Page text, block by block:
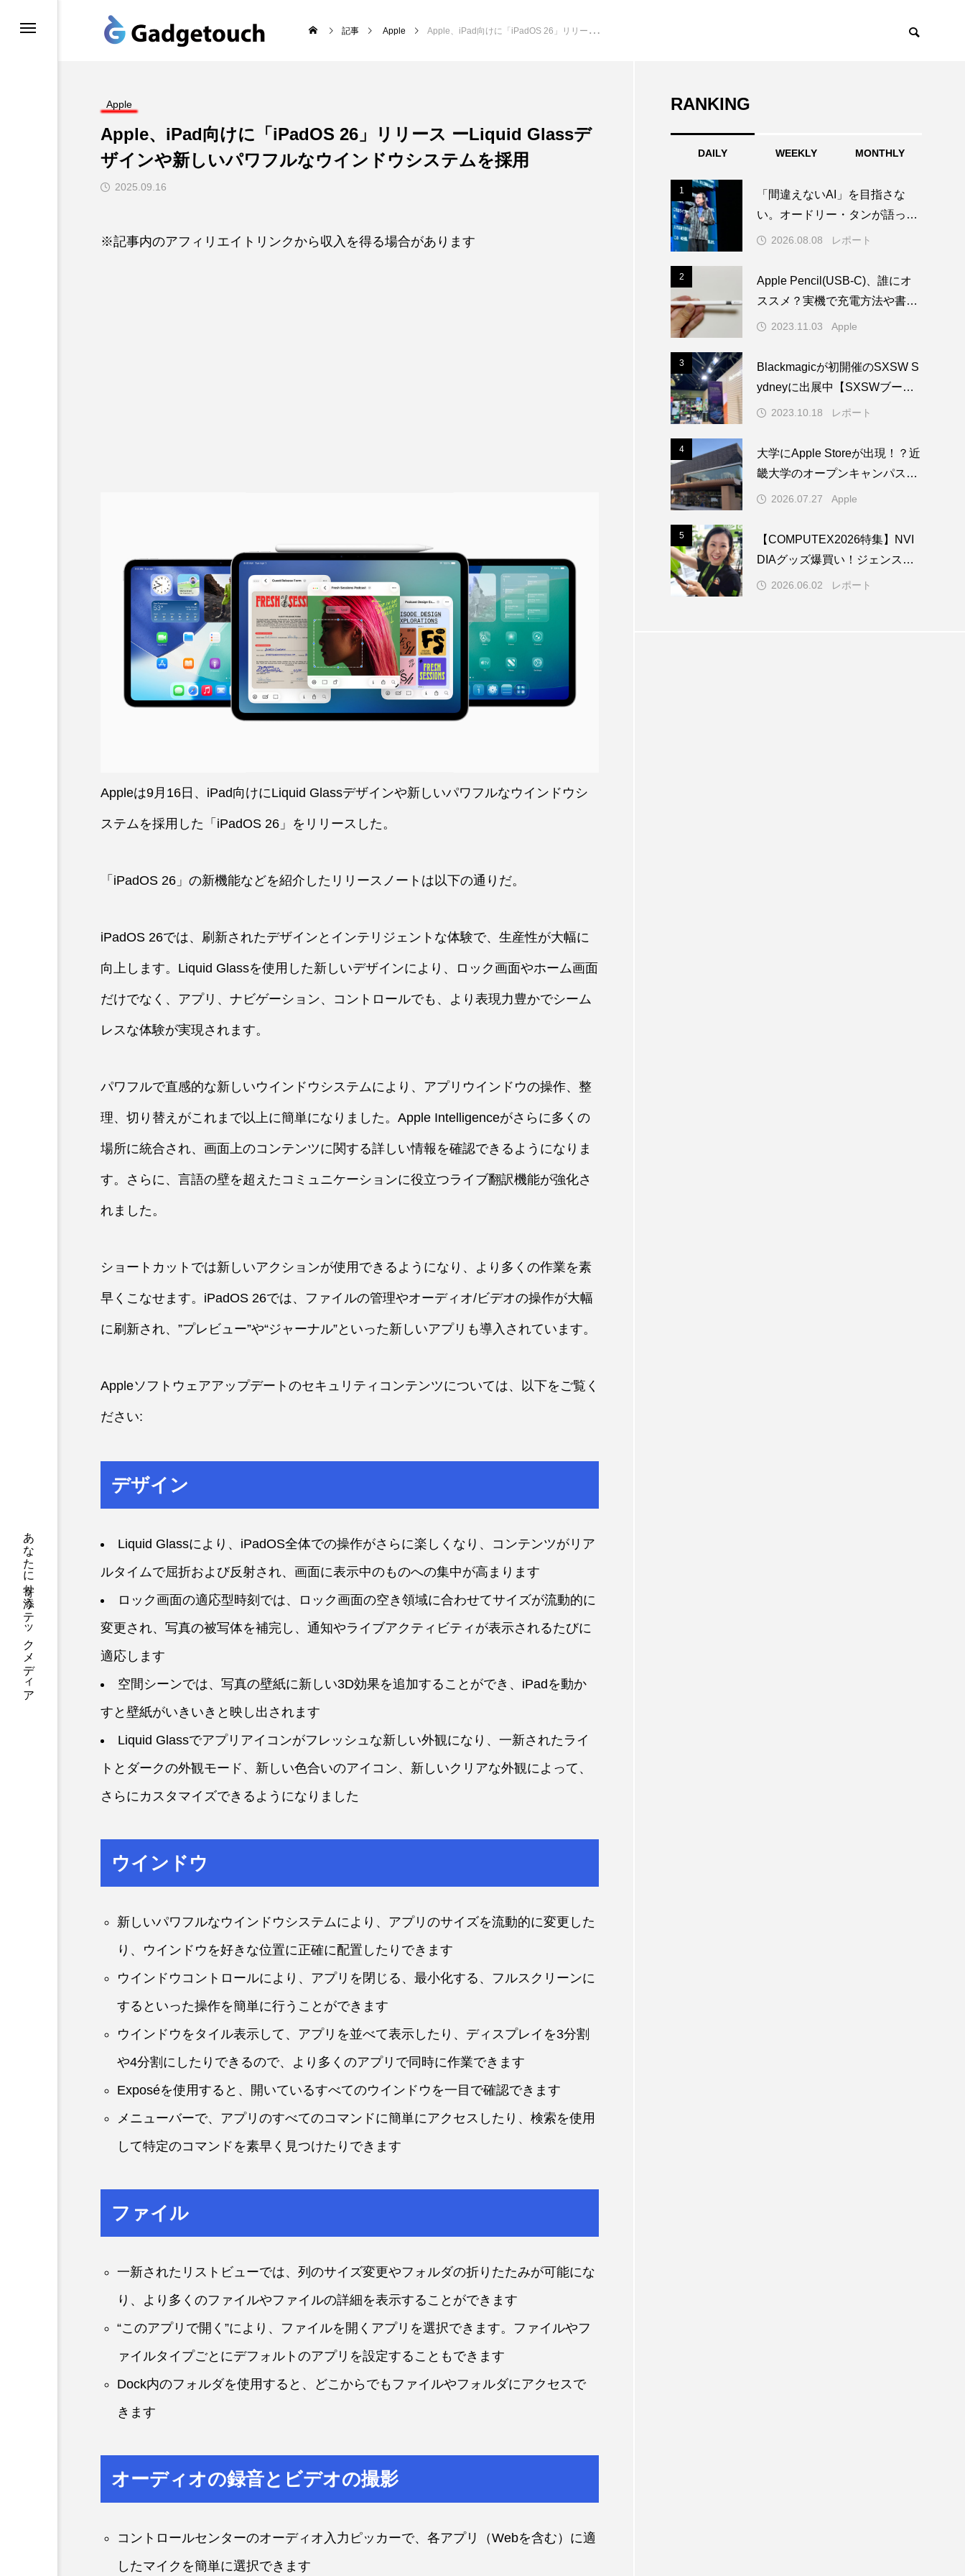
あなたに寄り添う テックメディア
記事 Apple Apple、iPad向けに「iPadOS 26」リリース ーLiquid Glassデザインや新しいパワフルなウインドウシステムを採用
Apple
Apple、iPad向けに「iPadOS 26」リリース ーLiquid Glassデ
ザインや新しいパワフルなウインドウシステムを採用
2025.09.16
※記事内のアフィリエイトリンクから収入を得る場合があります
Appleは9月16日、iPad向けにLiquid Glassデザインや新しいパワフルなウインドウシ
ステムを採用した「iPadOS 26」をリリースした。
「iPadOS 26」の新機能などを紹介したリリースノートは以下の通りだ。
iPadOS 26では、刷新されたデザインとインテリジェントな体験で、生産性が大幅に
向上します。Liquid Glassを使用した新しいデザインにより、ロック画面やホーム画面
だけでなく、アプリ、ナビゲーション、コントロールでも、より表現力豊かでシーム
レスな体験が実現されます。
パワフルで直感的な新しいウインドウシステムにより、アプリウインドウの操作、整
理、切り替えがこれまで以上に簡単になりました。Apple Intelligenceがさらに多くの
場所に統合され、画面上のコンテンツに関する詳しい情報を確認できるようになりま
す。さらに、言語の壁を超えたコミュニケーションに役立つライブ翻訳機能が強化さ
れました。
ショートカットでは新しいアクションが使用できるようになり、より多くの作業を素
早くこなせます。iPadOS 26では、ファイルの管理やオーディオ/ビデオの操作が大幅
に刷新され、”プレビュー”や“ジャーナル”といった新しいアプリも導入されています。
Appleソフトウェアアップデートのセキュリティコンテンツについては、以下をご覧く
ださい:
デザイン
Liquid Glassにより、iPadOS全体での操作がさらに楽しくなり、コンテンツがリア
ルタイムで屈折および反射され、画面に表示中のものへの集中が高まります
ロック画面の適応型時刻では、ロック画面の空き領域に合わせてサイズが流動的に
変更され、写真の被写体を補完し、通知やライブアクティビティが表示されるたびに
適応します
空間シーンでは、写真の壁紙に新しい3D効果を追加することができ、iPadを動か
すと壁紙がいきいきと映し出されます
Liquid Glassでアプリアイコンがフレッシュな新しい外観になり、一新されたライ
トとダークの外観モード、新しい色合いのアイコン、新しいクリアな外観によって、
さらにカスタマイズできるようになりました
ウインドウ
新しいパワフルなウインドウシステムにより、アプリのサイズを流動的に変更した
り、ウインドウを好きな位置に正確に配置したりできます
ウインドウコントロールにより、アプリを閉じる、最小化する、フルスクリーンに
するといった操作を簡単に行うことができます
ウインドウをタイル表示して、アプリを並べて表示したり、ディスプレイを3分割
や4分割にしたりできるので、より多くのアプリで同時に作業できます
Exposéを使用すると、開いているすべてのウインドウを一目で確認できます
メニューバーで、アプリのすべてのコマンドに簡単にアクセスしたり、検索を使用
して特定のコマンドを素早く見つけたりできます
ファイル
一新されたリストビューでは、列のサイズ変更やフォルダの折りたたみが可能にな
り、より多くのファイルやファイルの詳細を表示することができます
“このアプリで開く”により、ファイルを開くアプリを選択できます。ファイルやフ
ァイルタイプごとにデフォルトのアプリを設定することもできます
Dock内のフォルダを使用すると、どこからでもファイルやフォルダにアクセスで
きます
オーディオの録音とビデオの撮影
コントロールセンターのオーディオ入力ピッカーで、各アプリ（Webを含む）に適
したマイクを簡単に選択できます
RANKING
DAILY WEEKLY MONTHLY
1
「間違えないAI」を目指さな
い。オードリー・タンが語った
Trust by Designとは？
2026.08.08 レポート
2
Apple Pencil(USB-C)、誰にオ
ススメ？実機で充電方法や書き
心地を試してみた！
2023.11.03 Apple
3
Blackmagicが初開催のSXSW S
ydneyに出展中【SXSWブース
レポート】
2023.10.18 レポート
4
大学にApple Storeが出現！？近
畿大学のオープンキャンパスに
1日限りの特別なAppleブースが
2026.07.27 Apple
5
【COMPUTEX2026特集】NVI
DIAグッズ爆買い！ジェンス
ン・フアンがセーターに？熱狂
2026.06.02 レポート